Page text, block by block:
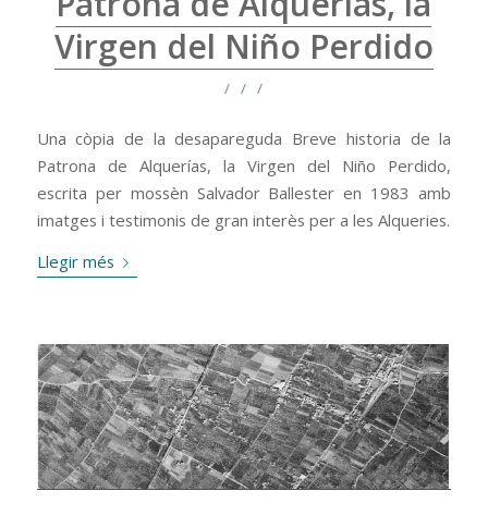
Virgen del Niño Perdido
/ / /
Una còpia de la desapareguda Breve historia de la
Patrona de Alquerías, la Virgen del Niño Perdido,
escrita per mossèn Salvador Ballester en 1983 amb
imatges i testimonis de gran interès per a les Alqueries.
Llegir més